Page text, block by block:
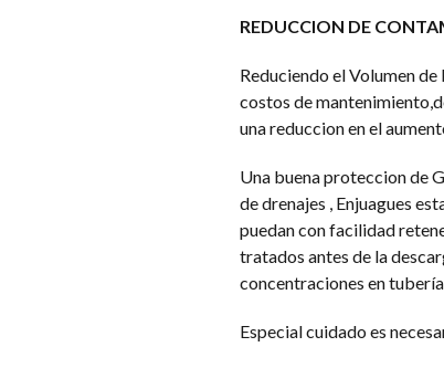
REDUCCION DE
Reduciendo el Volumen
costos de
una reduccion en el
Una buena proteccion de
de drenajes , Enjuagues
puedan con facilidad
tratados antes de la
concentraciones en
Especial cuidado es